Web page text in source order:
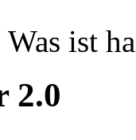
Was ist
2.0